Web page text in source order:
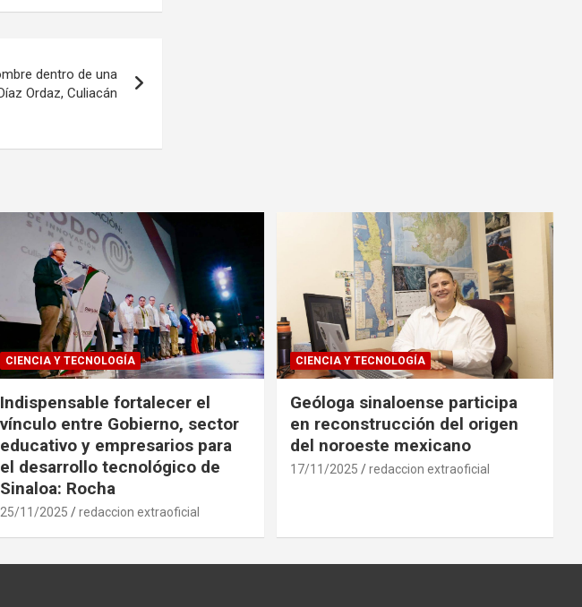
dentro de una
Ordaz, Culiacán
CIENCIA Y TECNOLOGÍA
Indispensable fortalecer el
vínculo entre Gobierno, sector
educativo y empresarios para
el desarrollo tecnológico de
Sinaloa: Rocha
25/11/2025 redaccion extraoficial
CIENCIA Y TECNOLOGÍA
Geóloga sinaloense participa
en reconstrucción del origen
del noroeste mexicano
17/11/2025 redaccion extraoficial